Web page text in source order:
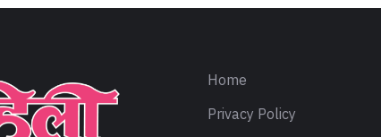
Home
Privacy Policy